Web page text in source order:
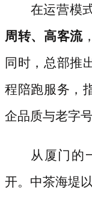
在运营模
周转、高客流
同时，总部推
程陪跑服务，
企品质与老字
从厦门的
开。中茶海堤